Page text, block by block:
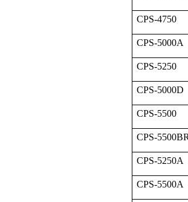
CPS-4750
CPS-5000A
CPS-5250
CPS-5000D
CPS-5500
CPS-
CPS-5250A
CPS-5500A